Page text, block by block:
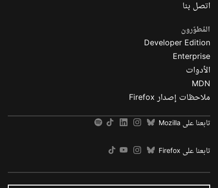
اتصل بنا
المُطوّرون
Developer Edition
Enterprise
الأدوات
MDN
ملاحظات إصدار Firefox
تابعنا على Mozilla
تابعنا على Firefox